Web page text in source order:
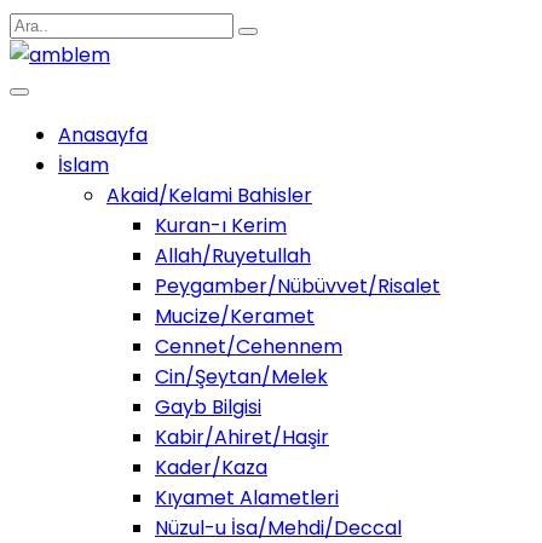
Anasayfa
İslam
Akaid/Kelami Bahisler
Kuran-ı Kerim
Allah/Ruyetullah
Peygamber/Nübüvvet/Risalet
Mucize/Keramet
Cennet/Cehennem
Cin/Şeytan/Melek
Gayb Bilgisi
Kabir/Ahiret/Haşir
Kader/Kaza
Kıyamet Alametleri
Nüzul-u İsa/Mehdi/Deccal